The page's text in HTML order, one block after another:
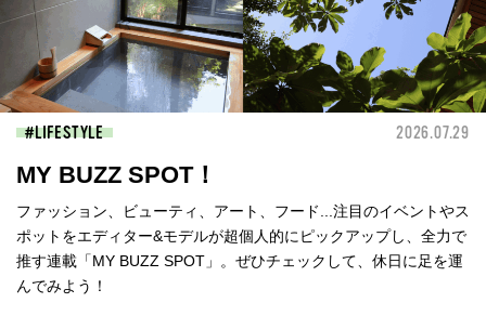
LIFESTYLE 2026.07.29
MY BUZZ SPOT！
ファッション、ビューティ、アート、フード...注目のイベントやス
ポットをエディター&モデルが超個人的にピックアップし、全力で
推す連載「MY BUZZ SPOT」。ぜひチェックして、休日に足を運
んでみよう！